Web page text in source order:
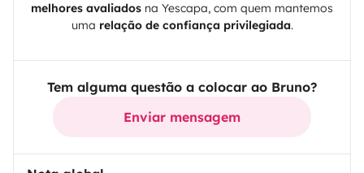
melhores avaliados na Yescapa, com quem mantemos
uma relação de confiança privilegiada.
Tem alguma questão a colocar ao Bruno?
Enviar mensagem